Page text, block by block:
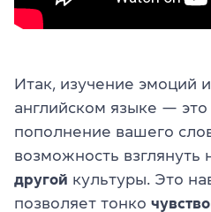
Итак, изучение эмоций и
английском языке — это
пополнение вашего
возможность взглянуть
другой культуры. Это
позволяет тонко